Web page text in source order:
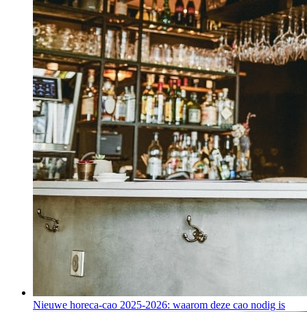
Nieuwe horeca-cao 2025-2026: waarom deze cao nodig is